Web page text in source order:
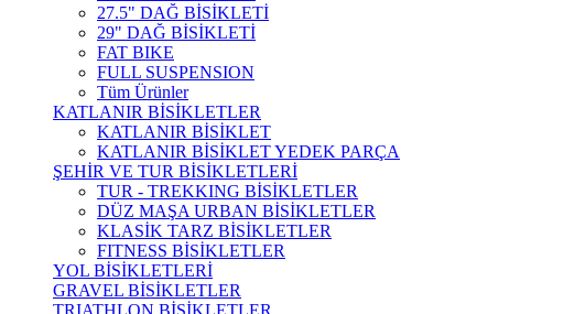
27.5" DAĞ BİSİKLETİ
29" DAĞ BİSİKLETİ
FAT BIKE
FULL SUSPENSION
Tüm Ürünler
KATLANIR BİSİKLETLER
KATLANIR BİSİKLET
KATLANIR BİSİKLET YEDEK PARÇA
ŞEHİR VE TUR BİSİKLETLERİ
TUR - TREKKING BİSİKLETLER
DÜZ MAŞA URBAN BİSİKLETLER
KLASİK TARZ BİSİKLETLER
FITNESS BİSİKLETLER
YOL BİSİKLETLERİ
GRAVEL BİSİKLETLER
TRIATHLON BİSİKLETLER